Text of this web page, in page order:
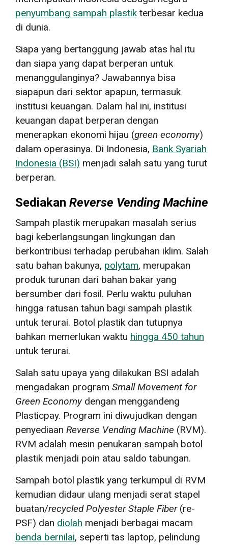
penyumbang sampah plastik terbesar kedua
di dunia.
Siapa yang bertanggung jawab atas hal itu
dan siapa yang dapat berperan untuk
menanggulanginya? Jawabannya bisa
siapapun dari sektor apapun, termasuk
institusi keuangan. Dalam hal ini, institusi
keuangan dapat berperan dengan
menerapkan ekonomi hijau (green economy)
dalam operasinya. Di Indonesia, Bank Syariah
Indonesia (BSI) menjadi salah satu yang turut
berperan.
Sediakan Reverse Vending Machine
Sampah plastik merupakan masalah serius
bagi keberlangsungan lingkungan dan
berkontribusi terhadap perubahan iklim. Salah
satu bahan bakunya, polytam, merupakan
produk turunan dari bahan bakar yang
bersumber dari fosil. Perlu waktu puluhan
hingga ratusan tahun bagi sampah plastik
untuk terurai. Botol plastik dan tutupnya
bahkan memerlukan waktu hingga 450 tahun
untuk terurai.
Salah satu upaya yang dilakukan BSI adalah
mengadakan program Small Movement for
Green Economy dengan menggandeng
Plasticpay. Program ini diwujudkan dengan
penyediaan Reverse Vending Machine (RVM).
RVM adalah mesin penukaran sampah botol
plastik menjadi poin atau saldo tabungan.
Sampah botol plastik yang terkumpul di RVM
kemudian didaur ulang menjadi serat stapel
buatan/recycled Polyester Staple Fiber(re-
PSF) dan diolah menjadi berbagai macam
benda bernilai, seperti tas laptop, pelindung